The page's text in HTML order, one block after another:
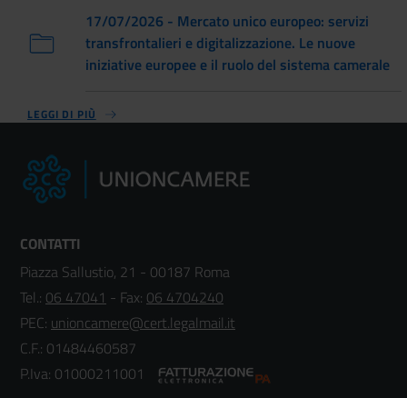
17/07/2026 - Mercato unico europeo: servizi
transfrontalieri e digitalizzazione. Le nuove
iniziative europee e il ruolo del sistema camerale
LEGGI DI PIÙ
CONTATTI
Piazza Sallustio, 21 - 00187 Roma
Tel.: 06 47041 - Fax: 06 4704240
PEC: unioncamere@cert.legalmail.it
C.F.: 01484460587
P.Iva: 01000211001